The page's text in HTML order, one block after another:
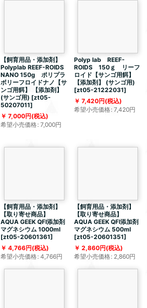
【飼育用品・添加剤】
Polyplab REEF-ROIDS
NANO 150g ポリプラ
ボリーフロイドナノ【サ
ンゴ用餌】 【添加剤】
(サンゴ用) [zt05-
50207011]
7,000円(税込)
希望小売価格: 7,000円
Polyp lab REEF-
ROIDS 150ｇ リーフ
ロイド【サンゴ用餌】
【添加剤】 (サンゴ用)
[zt05-21222031]
7,420円(税込)
希望小売価格: 7,420円
【飼育用品・添加剤】
【取り寄せ商品】
AQUA GEEK QFI添加剤
マグネシウム 1000ml
[zt05-20601361]
4,766円(税込)
希望小売価格: 4,766円
【飼育用品・添加剤】
【取り寄せ商品】
AQUA GEEK QFI添加剤
マグネシウム 500ml
[zt05-20601351]
2,860円(税込)
希望小売価格: 2,860円